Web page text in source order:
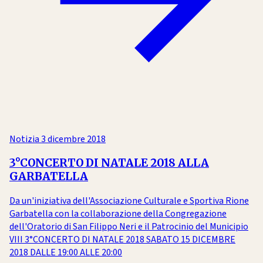
Notizia3 dicembre 2018
3°CONCERTO DI NATALE 2018 ALLA
GARBATELLA
Da un'iniziativa dell'Associazione Culturale e Sportiva Rione
Garbatella con la collaborazione della Congregazione
dell'Oratorio di San Filippo Neri e il Patrocinio del Municipio
VIII 3°CONCERTO DI NATALE 2018 SABATO 15 DICEMBRE
2018 DALLE 19:00 ALLE 20:00